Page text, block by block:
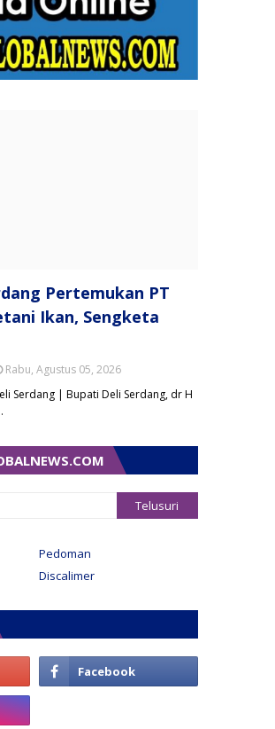
Pertemukan PT
Ikan, Sengketa
Rabu, Agustus 05, 2026
Serdang | Bupati Deli Serdang, dr H
Pedoman
Discalimer